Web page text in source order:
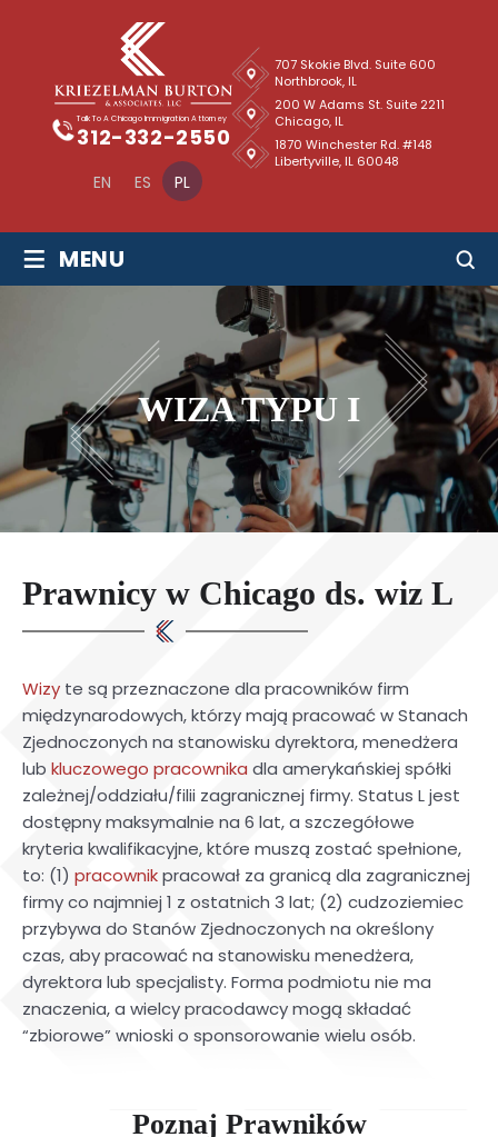
EN ES PL
Talk To A Chicago Immigration Attorney
312-332-2550
707 Skokie Blvd. Suite 600
Northbrook, IL
1870 Winchester Rd. #148
Libertyville, IL 60048
200 W Adams St. Suite 2211
Chicago, IL
≡ MENU
WIZA TYPU I
Prawnicy w Chicago ds. wiz L
Wizy te są przeznaczone dla pracowników firm
międzynarodowych, którzy mają pracować w Stanach
Zjednoczonych na stanowisku dyrektora, menedżera
lub kluczowego pracownika dla amerykańskiej spółki
zależnej/oddziału/filii zagranicznej firmy. Status L jest
dostępny maksymalnie na 6 lat, a szczegółowe
kryteria kwalifikacyjne, które muszą zostać spełnione,
to: (1) pracownikpracował za granicą dla zagranicznej
firmy co najmniej 1 z ostatnich 3 lat; (2) cudzoziemiec
przybywa do Stanów Zjednoczonych na określony
czas, aby pracować na stanowisku menedżera,
dyrektora lub specjalisty. Forma podmiotu nie ma
znaczenia, a wielcy pracodawcy mogą składać
“zbiorowe” wnioski o sponsorowanie wielu osób.
Poznaj Prawników